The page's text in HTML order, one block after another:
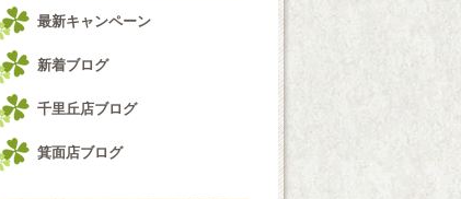
最新キャンペーン
新着ブログ
千里丘店ブログ
箕面店ブログ